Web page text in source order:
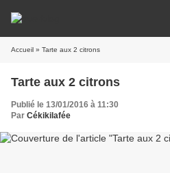
Accueil » Tarte aux 2 citrons
Tarte aux 2 citrons
Publié le 13/01/2016 à 11:30
Par Cékikilafée